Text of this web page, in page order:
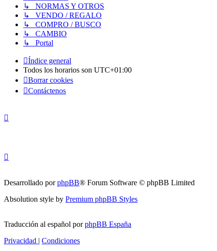
↳ NORMAS Y OTROS
↳ VENDO / REGALO
↳ COMPRO / BUSCO
↳ CAMBIO
↳ Portal
Índice general
Todos los horarios son UTC+01:00
Borrar cookies
Contáctenos
Desarrollado porphpBB® Forum Software © phpBB Limited
Absolution style by Premium phpBB Styles
Traducción al español porphpBB España
Privacidad | Condiciones